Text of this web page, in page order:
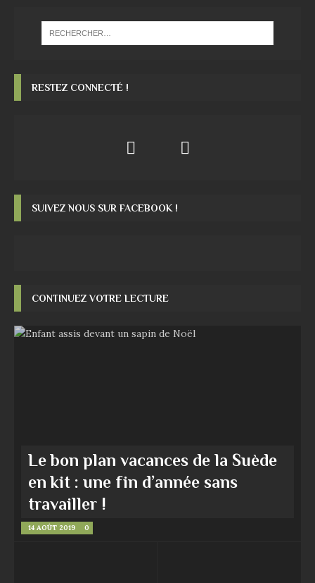
RESTEZ CONNECTÉ !
SUIVEZ NOUS SUR FACEBOOK !
CONTINUEZ VOTRE LECTURE
Le bon plan vacances de la Suède
en kit : une fin d’année sans
travailler !
14 AOÛT 2019 0